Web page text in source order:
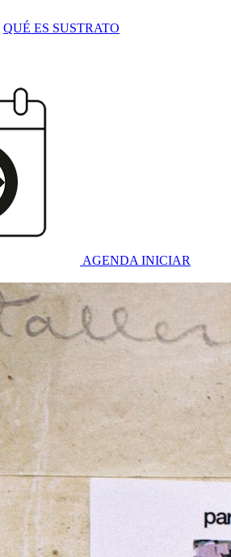
QUÉ ES SUSTRATO
AGENDA INICIAR